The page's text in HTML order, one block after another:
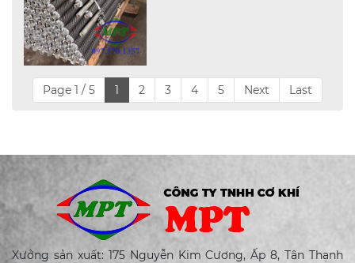
Page 1 / 5 1 2 3 4 5 Next Last
Xưởng sản xuất: 175 Nguyễn Kim Cương, Ấp 8, Tân Thạnh